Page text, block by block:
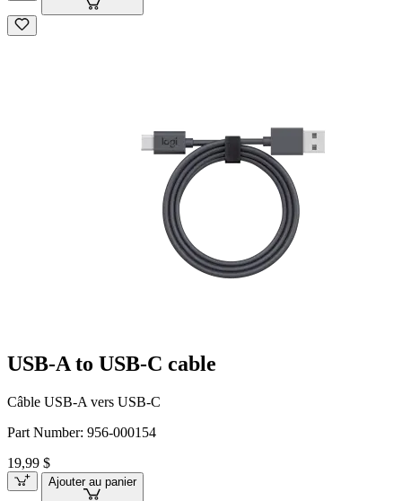
USB-A to USB-C cable
Câble USB-A vers USB-C
Part Number: 956-000154
19,99 $
Ajouter au panier